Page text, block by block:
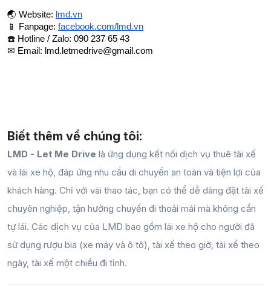
🌏 Website: lmd.vn
📱 Fanpage: facebook.com/lmd.vn
☎️ Hotline / Zalo: 090 237 65 43
✉ Email: lmd.letmedrive@gmail.com
Biết thêm về chúng tôi:
LMD - Let Me Drive là ứng dụng kết nối dịch vụ thuê tài xế
và lái xe hộ, đáp ứng nhu cầu di chuyển an toàn và tiện lợi của
khách hàng. Chỉ với vài thao tác, bạn có thể dễ dàng đặt tài xế
chuyên nghiệp, tận hưởng chuyến đi thoải mái mà không cần
tự lái. Các dịch vụ của LMD bao gồm lái xe hộ cho người đã
sử dụng rượu bia (xe máy và ô tô), tài xế theo giờ, tài xế theo
ngày, tài xế một chiều đi tỉnh.